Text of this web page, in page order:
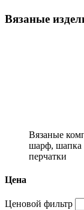
Вязаные
Вязаные
шарф, шапка
перчатки
Цена
Ценовой фильтр